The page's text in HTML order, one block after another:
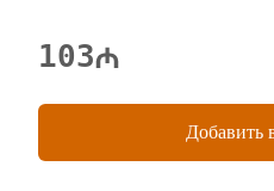
103
Добавить